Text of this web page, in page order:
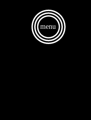
menu